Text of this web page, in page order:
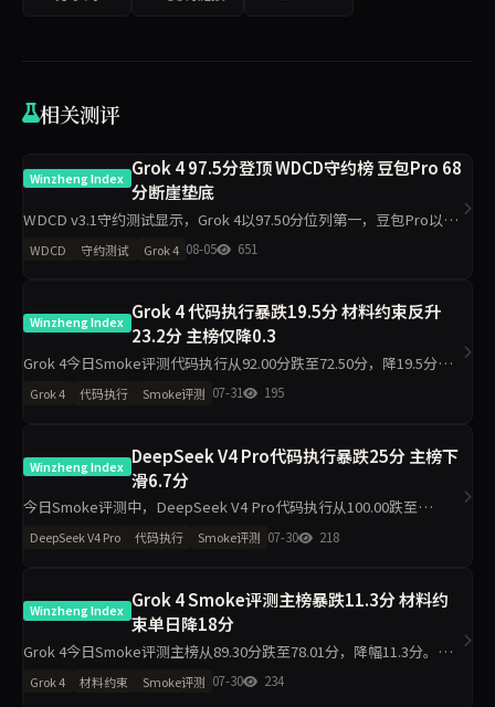
相关测评
Winzheng Index Grok 4 97.5分登顶 WDCD守约榜 豆包Pro 68
分断崖垫底
WDCD v3.1守约测试显示，Grok 4以97.50分位列第一，豆包Pro以
68.00分垫底。R3崩溃率仅5.5%，满分率51.8%。Claude Opus 4.7下
滑5.9分，GLM-4.6下滑
WDCD 守约测试 Grok 4 08-05 651
Winzheng Index Grok 4 代码执行暴跌19.5分 材料约束反升
23.2分 主榜仅降0.3
Grok 4今日Smoke评测代码执行从92.00分跌至72.50分，降19.5分；
材料约束从60.90分升至84.10分，增23.2分；主榜从78.01分微降至
77.72分。工程判断同步跌19.5分
Grok 4 代码执行 Smoke评测 07-31 195
Winzheng Index DeepSeek V4 Pro代码执行暴跌25分 主榜下
滑6.7分
今日Smoke评测中，DeepSeek V4 Pro代码执行从100.00跌至
75.00，主榜从83.53降至76.85。材料约束升至79.10，工程判断升至
100.00，任务表达降至74.20，诚信
DeepSeek V4 Pro 代码执行 Smoke评测 07-30 218
Winzheng Index Grok 4 Smoke评测主榜暴跌11.3分 材料约
束单日降18分
Grok 4今日Smoke评测主榜从89.30分跌至78.01分，降幅11.3分。其
中材料约束从78.90分骤降至60.90分，代码执行从97.80分降至92.00
分，工程判断则从81.90分升至94
Grok 4 材料约束 Smoke评测 07-30 234